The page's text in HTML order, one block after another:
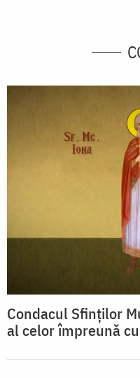
Condacul Sfinţilor
al celor împreună